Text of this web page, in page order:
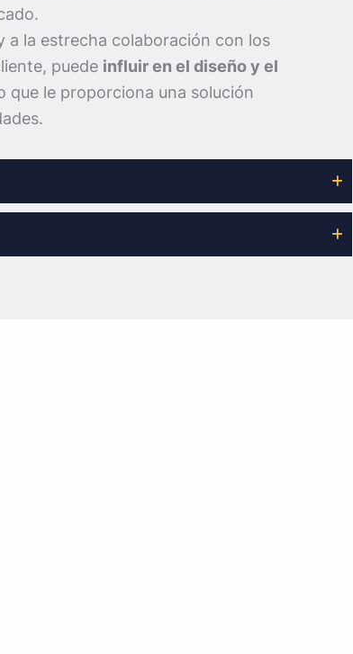
a la estrecha colaboración con los
puede influir en el diseño y el
que le proporciona una solución